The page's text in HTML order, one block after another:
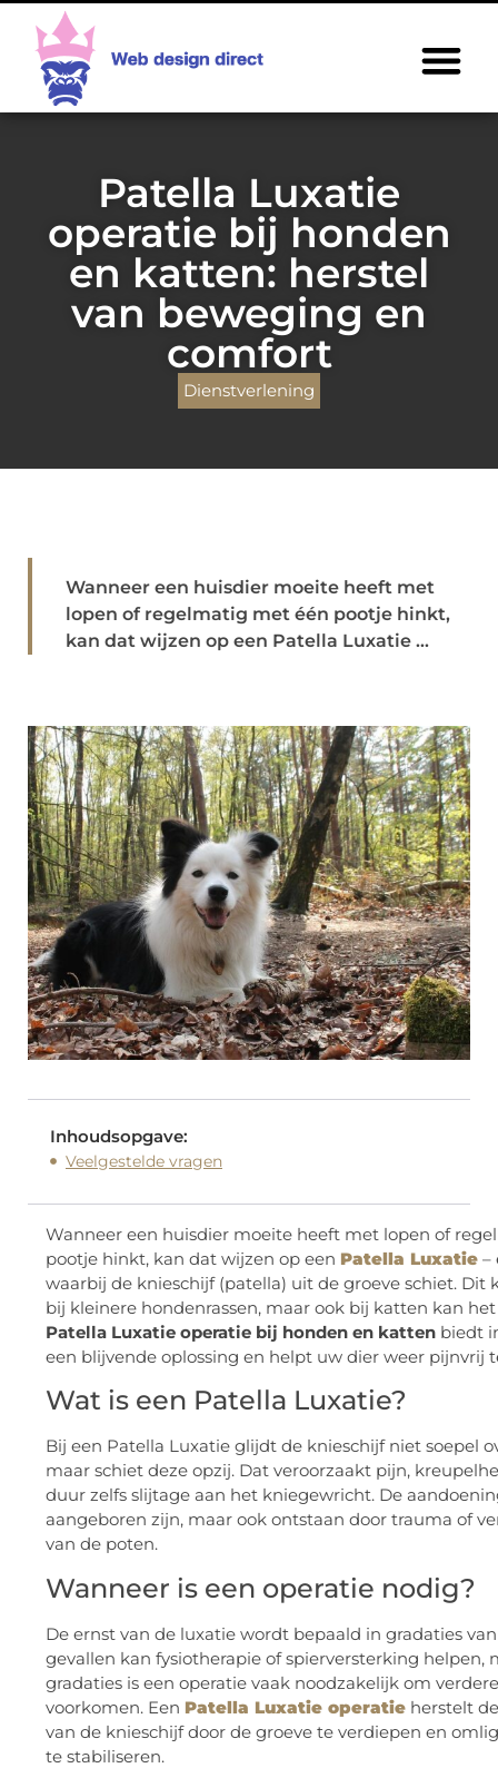
Patella Luxatie
operatie bij honden
en katten: herstel
van beweging en
comfort
Dienstverlening
Wanneer een huisdier moeite heeft met
lopen of regelmatig met één pootje hinkt,
kan dat wijzen op een Patella Luxatie ...
Inhoudsopgave:
Veelgestelde vragen
Wanneer een huisdier moeite heeft met lopen of
pootje hinkt, kan dat wijzen op een Patella Luxatie –
waarbij de knieschijf (patella) uit de groeve schiet. Dit
bij kleinere hondenrassen, maar ook bij katten kan
Patella Luxatie operatie bij honden en katten biedt
een blijvende oplossing en helpt uw dier weer pijnvrij
Wat is een Patella Luxatie?
Bij een Patella Luxatie glijdt de knieschijf niet soepel
maar schiet deze opzij. Dat veroorzaakt pijn,
duur zelfs slijtage aan het kniegewricht. De
aangeboren zijn, maar ook ontstaan door trauma of
van de poten.
Wanneer is een operatie nodig?
De ernst van de luxatie wordt bepaald in gradaties
gevallen kan fysiotherapie of spierversterking helpen,
gradaties is een operatie vaak noodzakelijk om
voorkomen. Een Patella Luxatie operatie herstelt
van de knieschijf door de groeve te verdiepen en
te stabiliseren.